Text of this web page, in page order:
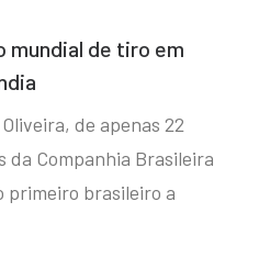
mundial de tiro em
de apenas 22
da Companhia Brasileira
primeiro brasileiro a